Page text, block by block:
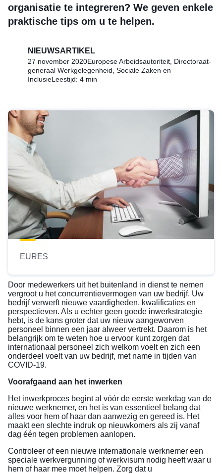
organisatie te integreren? We geven enkele
praktische tips om u te helpen.
NIEUWSARTIKEL
27 november 2020Europese Arbeidsautoriteit, Directoraat-
generaal Werkgelegenheid, Sociale Zaken en
InclusieLeestijd: 4 min
EURES
Door medewerkers uit het buitenland in dienst te nemen
vergroot u het concurrentievermogen van uw bedrijf. Uw
bedrijf verwerft nieuwe vaardigheden, kwalificaties en
perspectieven. Als u echter geen goede inwerkstrategie
hebt, is de kans groter dat uw nieuw aangeworven
personeel binnen een jaar alweer vertrekt. Daarom is het
belangrijk om te weten hoe u ervoor kunt zorgen dat
internationaal personeel zich welkom voelt en zich een
onderdeel voelt van uw bedrijf, met name in tijden van
COVID-19.
Voorafgaand aan het inwerken
Het inwerkproces begint al vóór de eerste werkdag van de
nieuwe werknemer, en het is van essentieel belang dat
alles voor hem of haar dan aanwezig en gereed is. Het
maakt een slechte indruk op nieuwkomers als zij vanaf
dag één tegen problemen aanlopen.
Controleer of een nieuwe internationale werknemer een
speciale werkvergunning of werkvisum nodig heeft waar u
hem of haar mee moet helpen. Zorg dat u